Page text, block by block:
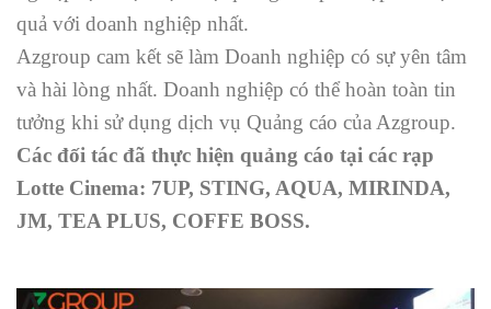
quả với doanh nghiệp nhất.
Azgroup cam kết sẽ làm Doanh nghiệp có sự yên tâm
và hài lòng nhất. Doanh nghiệp có thể hoàn toàn tin
tưởng khi sử dụng dịch vụ Quảng cáo của Azgroup.
Các đối tác đã thực hiện quảng cáo tại các rạp
Lotte Cinema: 7UP, STING, AQUA, MIRINDA,
JM, TEA PLUS, COFFE BOSS.